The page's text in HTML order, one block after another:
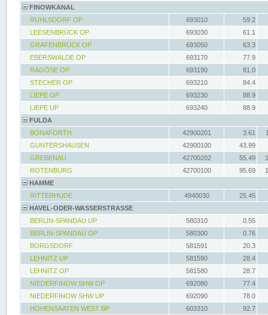
FINOWKANAL
RUHLSDORF OP
693010
59.2
LEESENBRÜCK OP
693030
61.1
GRAFENBRÜCK OP
693050
63.3
EBERSWALDE OP
693170
77.9
RAGÖSE OP
693190
81.0
STECHER OP
693210
84.4
LIEPE OP
693230
88.9
LIEPE UP
693240
88.9
FULDA
BONAFORTH
42900201 3.61
GUNTERSHAUSEN
42900100
43.99
GREBENAU
42700202 55.49
ROTENBURG
42700100 95.69
HAMME
RITTERHUDE
4940030
25.45
HAVEL-ODER-WASSERSTRASSE
BERLIN-SPANDAU UP
580310
0.55
BERLIN-SPANDAU OP
580300
0.76
BORGSDORF
581591
20.3
LEHNITZ UP
581590
28.4
LEHNITZ OP
581580
28.7
NIEDERFINOW SHW OP
692080
77.4
NIEDERFINOW SHW UP
692090
78.0
HOHENSAATEN WEST BP
603310
92.7